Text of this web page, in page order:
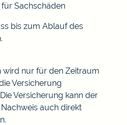
für Sachschäden
bis zum Ablauf des
wird nur für den Zeitraum
Versicherung
Versicherung kann der
auch direkt